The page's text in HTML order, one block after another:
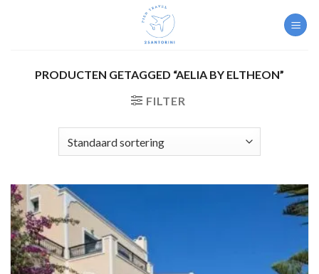
PRODUCTEN GETAGGED “AELIA BY ELTHEON”
FILTER